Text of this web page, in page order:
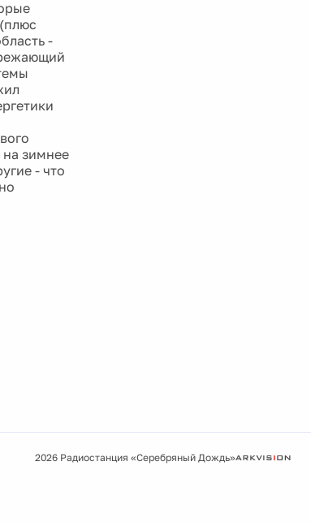
-
зимнее
- что
2026 Радиостанция «Серебряный Дождь»